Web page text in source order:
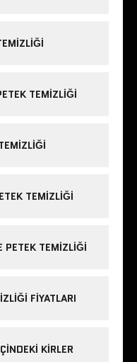
TEMIZLIĞI
TEMIZLIĞI
PETEK TEMIZLIĞI
FIYATLARI
KIRLER